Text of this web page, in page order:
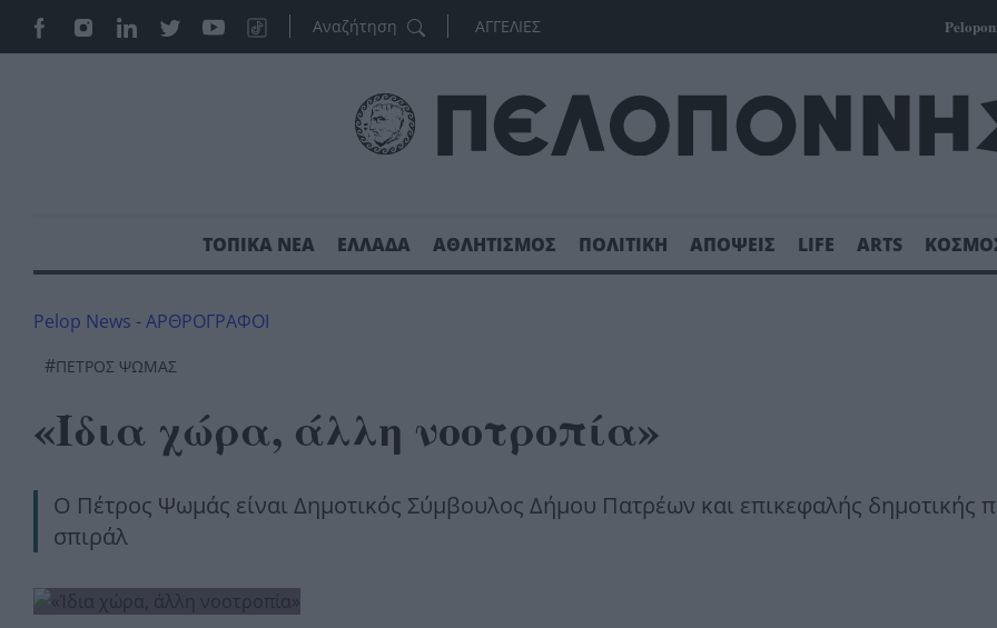
ΑΓΓΕΛΙΕΣ
ΤΟΠΙΚΑ ΝΕΑ ΕΛΛΑΔΑ ΑΘΛΗΤΙΣΜΟΣ ΠΟΛΙΤΙΚΗ ΑΠΟΨΕΙΣ LIFE ARTS
Pelop News -ΑΡΘΡΟΓΡΑΦΟΙ
#ΠΈΤΡΟΣ ΨΩΜΆΣ
«Ίδια χώρα, άλλη νοοτροπία»
Ο Πέτρος Ψωμάς είναι Δημοτικός Σύμβουλος Δήμου Πατρέων και επικεφαλής δημοτικής
σπιράλ